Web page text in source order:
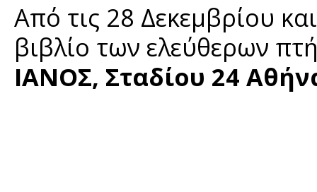
Από τις 28 Δεκεμβρίου
βιβλίο των ελεύθερων
ΙΑΝΟΣ, Σταδίου 24